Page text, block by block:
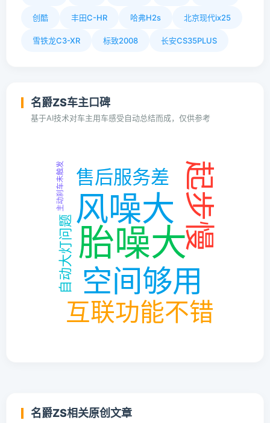
创酷 丰田C-HR 哈弗H2s 北京现代ix25
雪铁龙C3-XR 标致2008 长安CS35PLUS
名爵ZS车主口碑
基于AI技术对车主用车感受自动总结而成，仅供参考
名爵ZS相关原创文章